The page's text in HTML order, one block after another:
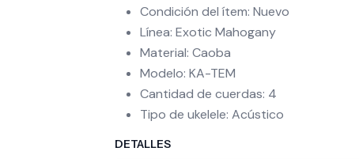
Condición del ítem: Nuevo
Línea: Exotic Mahogany
Material: Caoba
Modelo: KA-TEM
Cantidad de cuerdas: 4
Tipo de ukelele: Acústico
DETALLES